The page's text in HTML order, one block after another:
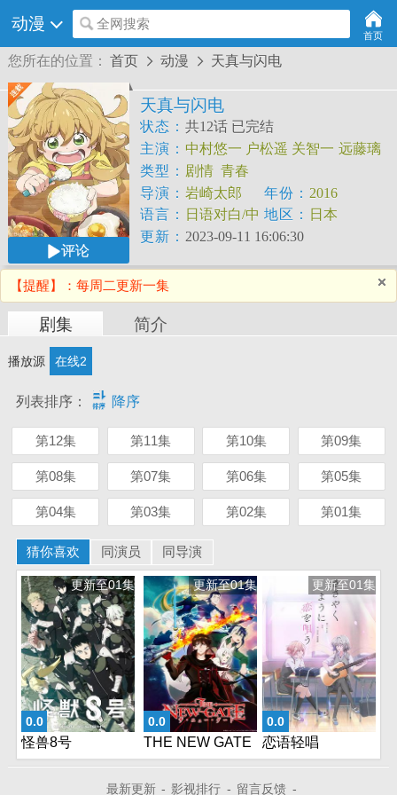
动漫 全网搜索
首页
您所在的位置： 首页  动漫  天真与闪电
评论
天真与闪电
状态： 共12话 已完结
主演： 中村悠一 户松遥 关智一 远藤璃
菜 早见沙织
类型： 剧情 青春
导演： 岩崎太郎 年份： 2016
语言：
日语对白/中
文字幕
地区：
日本
更新： 2023-09-11 16:06:30
【提醒】：每周二更新一集
剧集 简介
播放源 在线2
列表排序：  降序
第12集 第11集 第10集 第09集
第08集 第07集 第06集 第05集
第04集 第03集 第02集 第01集
猜你喜欢 同演员 同导演
0.0
更新至01集
怪兽8号
0.0
更新至01集
THE NEW GATE
0.0
更新至01集
恋语轻唱
最新更新 - 影视排行 - 留言反馈 -